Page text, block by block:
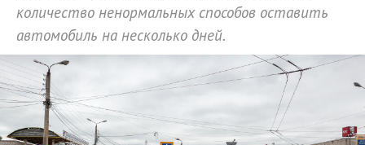
количество ненормальных способов оставить
автомобиль на несколько дней.